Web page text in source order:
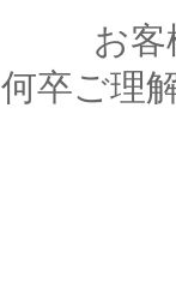
お
何卒ご理